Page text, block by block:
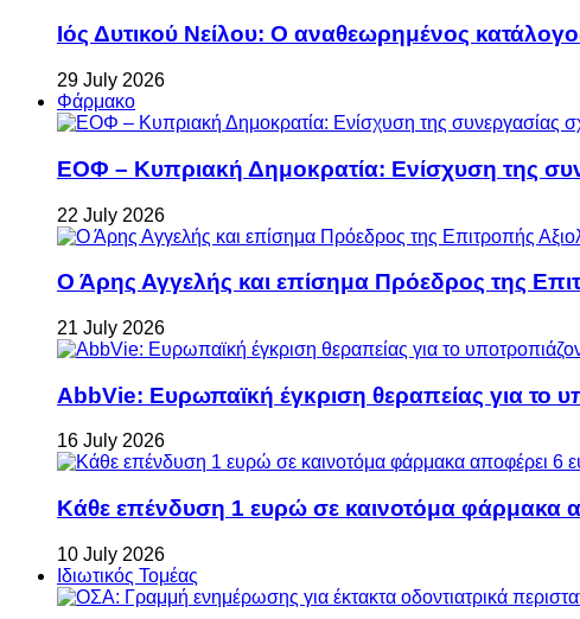
Ιός Δυτικού Νείλου: Ο αναθεωρημένος
29 July 2026
Φάρμακο
ΕΟΦ – Κυπριακή Δημοκρατία: Ενίσχυση της
22 July 2026
Ο Άρης Αγγελής και επίσημα Πρόεδρος της
21 July 2026
AbbVie: Ευρωπαϊκή έγκριση θεραπείας για το
16 July 2026
Κάθε επένδυση 1 ευρώ σε καινοτόμα φάρμακα
10 July 2026
Ιδιωτικός Τομέας